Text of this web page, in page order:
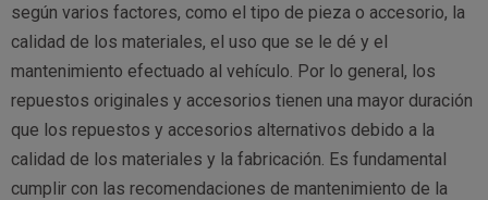
según varios factores, como el tipo de pieza o accesorio, la
calidad de los materiales, el uso que se le dé y el
mantenimiento efectuado al vehículo. Por lo general, los
repuestos originales y accesorios tienen una mayor duración
que los repuestos y accesorios alternativos debido a la
calidad de los materiales y la fabricación. Es fundamental
cumplir con las recomendaciones de mantenimiento de la